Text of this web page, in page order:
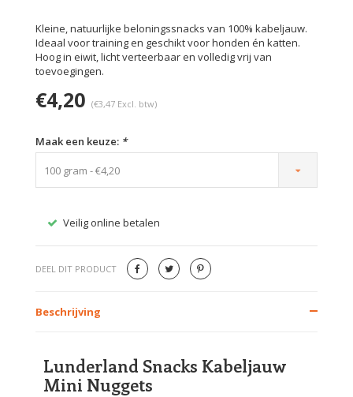
Kleine, natuurlijke beloningssnacks van 100% kabeljauw.
Ideaal voor training en geschikt voor honden én katten.
Hoog in eiwit, licht verteerbaar en volledig vrij van
toevoegingen.
€4,20 (€3,47 Excl. btw)
Maak een keuze: *
100 gram - €4,20
Veilig online betalen
DEEL DIT PRODUCT
Beschrijving
Lunderland Snacks Kabeljauw
Mini Nuggets